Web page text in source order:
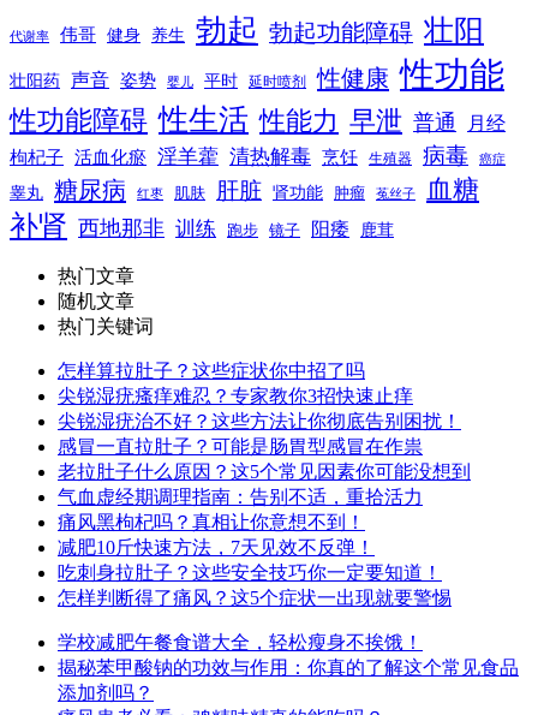
代谢率 伟哥 健身 养生 勃起 勃起功能障碍 壮阳
壮阳药 声音 姿势 婴儿 平时 延时喷剂 性健康 性功能
性功能障碍 性生活 性能力 早泄 普通 月经
枸杞子 活血化瘀 淫羊藿 清热解毒 烹饪 生殖器 病毒 癌症
睾丸 糖尿病 红枣 肌肤 肝脏 肾功能 肿瘤 菟丝子 血糖
补肾 西地那非 训练 跑步 镜子 阳痿 鹿茸
热门文章
随机文章
热门关键词
怎样算拉肚子？这些症状你中招了吗
尖锐湿疣瘙痒难忍？专家教你3招快速止痒
尖锐湿疣治不好？这些方法让你彻底告别困扰！
感冒一直拉肚子？可能是肠胃型感冒在作祟
老拉肚子什么原因？这5个常见因素你可能没想到
气血虚经期调理指南：告别不适，重拾活力
痛风黑枸杞吗？真相让你意想不到！
减肥10斤快速方法，7天见效不反弹！
吃刺身拉肚子？这些安全技巧你一定要知道！
怎样判断得了痛风？这5个症状一出现就要警惕
学校减肥午餐食谱大全，轻松瘦身不挨饿！
揭秘苯甲酸钠的功效与作用：你真的了解这个常见食品
添加剂吗？